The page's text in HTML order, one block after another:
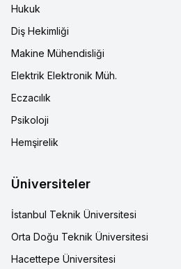
Hukuk
Diş Hekimliği
Makine Mühendisliği
Elektrik Elektronik Müh.
Eczacılık
Psikoloji
Hemşirelik
Üniversiteler
İstanbul Teknik Üniversitesi
Orta Doğu Teknik Üniversitesi
Hacettepe Üniversitesi